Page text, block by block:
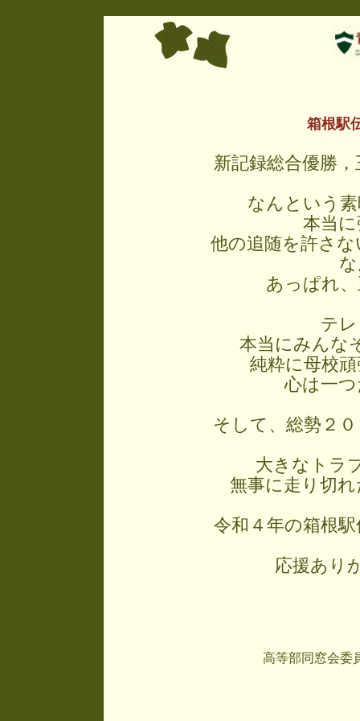
箱根駅
新記録総合優勝，
なんという素
本当に
他の追随を許さな
あっぱれ、
テレ
本当にみんな
純粋に母校頑
心は一つ
そして、総勢２０
大きなトラ
無事に走り切れ
令和４年の箱根駅
応援あり
高等部同窓会